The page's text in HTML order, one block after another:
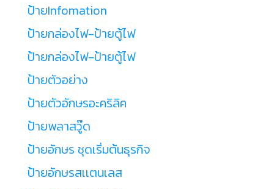
ป้ายInfomation
ป้ายกล่องไฟ-ป้ายตู้ไฟ
ป้ายกล่องไฟ-ป้ายตู้ไฟ
ป้ายตัวอย่าง
ป้ายตัวอักษรอะคริลิค
ป้ายพลาสวู๊ด
ป้ายอักษร ชุดเริ่มต้นธุรกิจ
ป้ายอักษรสเเตนเลส